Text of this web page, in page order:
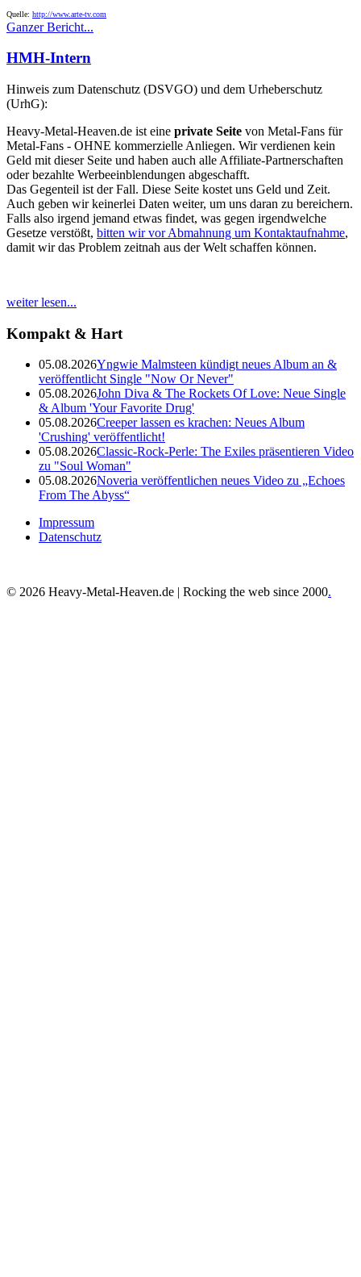
Quelle: http://www.arte-tv.com
Ganzer Bericht...
HMH-Intern
Hinweis zum Datenschutz (DSVGO) und dem Urheberschutz
(UrhG):
Heavy-Metal-Heaven.de ist eine private Seite von Metal-Fans für
Metal-Fans - OHNE kommerzielle Anliegen. Wir verdienen kein
Geld mit dieser Seite und haben auch alle Affiliate-Partnerschaften
oder bezahlte Werbeeinblendungen abgeschafft.
Das Gegenteil ist der Fall. Diese Seite kostet uns Geld und Zeit.
Auch geben wir keinerlei Daten weiter, um uns daran zu bereichern.
Falls also irgend jemand etwas findet, was gegen irgendwelche
Gesetze verstößt, bitten wir vor Abmahnung um Kontaktaufnahme,
damit wir das Problem zeitnah aus der Welt schaffen können.
weiter lesen...
Kompakt & Hart
05.08.2026Yngwie Malmsteen kündigt neues Album an &
veröffentlicht Single "Now Or Never"
05.08.2026John Diva & The Rockets Of Love: Neue Single
& Album 'Your Favorite Drug'
05.08.2026Creeper lassen es krachen: Neues Album
'Crushing' veröffentlicht!
05.08.2026Classic-Rock-Perle: The Exiles präsentieren Video
zu "Soul Woman"
05.08.2026Noveria veröffentlichen neues Video zu „Echoes
From The Abyss“
Impressum
Datenschutz
© 2026 Heavy-Metal-Heaven.de | Rocking the web since 2000.